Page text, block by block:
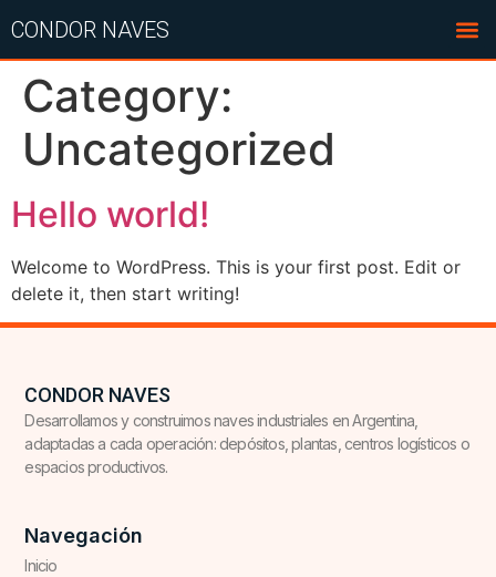
CONDOR NAVES
Category:
Uncategorized
Hello world!
Welcome to WordPress. This is your first post. Edit or
delete it, then start writing!
CONDOR NAVES
Desarrollamos y construimos naves industriales en Argentina,
adaptadas a cada operación: depósitos, plantas, centros logísticos o
espacios productivos.
Navegación
Inicio